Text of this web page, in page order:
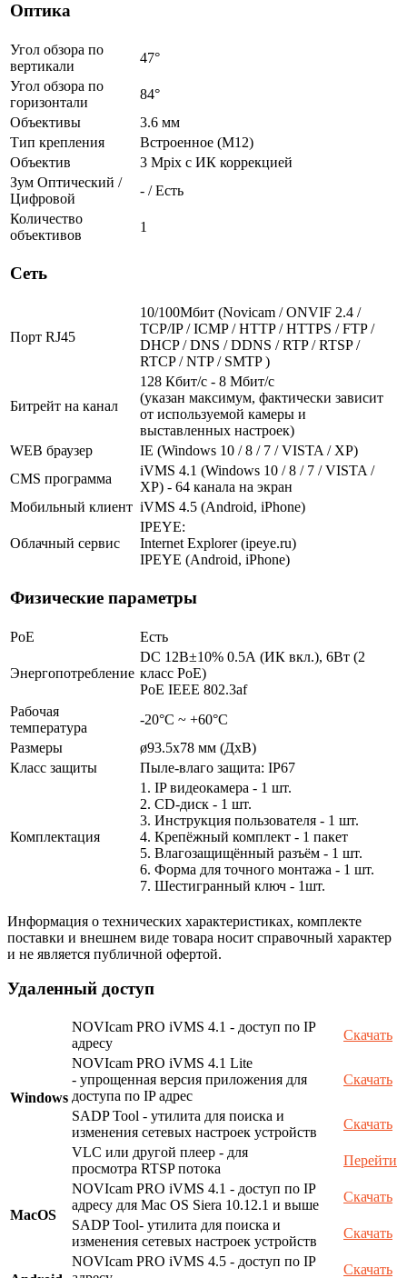
Оптика
Угол обзора по
вертикали
47°
Угол обзора по
горизонтали
84°
Объективы
3.6 мм
Тип крепления
Встроенное (М12)
Объектив
3 Mpix c ИК коррекцией
Зум Оптический /
Цифровой
- / Есть
Количество
объективов
1
Сеть
Порт RJ45
10/100Мбит (Novicam / ONVIF 2.4 /
TCP/IP / ICMP / HTTP / HTTPS / FTP /
DHCP / DNS / DDNS / RTP / RTSP /
RTCP / NTP / SMTP )
Битрейт на канал
128 Кбит/с - 8 Мбит/с
(указан максимум, фактически зависит
от используемой камеры и
выставленных настроек)
WEB браузер
IE (Windows 10 / 8 / 7 / VISTA / XP)
CMS программа
iVMS 4.1 (Windows 10 / 8 / 7 / VISTA /
XP) - 64 канала на экран
Мобильный клиент iVMS 4.5 (Android, iPhone)
Облачный сервис
IPEYE:
Internet Explorer (ipeye.ru)
IPEYE (Android, iPhone)
Физические параметры
PoE Есть
Энергопотребление
DC 12В±10% 0.5А (ИК вкл.), 6Вт (2
класс PoE)
PoE IEEE 802.3af
Рабочая
температура
-20°С ~ +60°С
Размеры
ø93.5x78 мм (ДхВ)
Класс защиты
Пыле-влаго защита: IP67
Комплектация
1. IP видеокамера - 1 шт.
2. СD-диск - 1 шт.
3. Инструкция пользователя - 1 шт.
4. Крепёжный комплект - 1 пакет
5. Влагозащищённый разъём - 1 шт.
6. Форма для точного монтажа - 1 шт.
7. Шестигранный ключ - 1шт.
Информация о технических характеристиках, комплекте
поставки и внешнем виде товара носит справочный характер
и не является публичной офертой.
Удаленный доступ
Windows
NOVIcam PRO iVMS 4.1 - доступ по IP
адресу
Скачать
NOVIcam PRO iVMS 4.1 Lite
- упрощенная версия приложения для
доступа по IP адрес
Скачать
SADP Tool - утилита для поиска и
изменения сетевых настроек устройств
Скачать
VLC или другой плеер - для
просмотра RTSP потока
Перейти
MacOS
NOVIcam PRO iVMS 4.1 - доступ по IP
адресу для Mac OS Siera 10.12.1 и выше
Скачать
SADP Tool- утилита для поиска и
изменения сетевых настроек устройств
Скачать
NOVIcam PRO iVMS 4.5 - доступ по IP
Скачать